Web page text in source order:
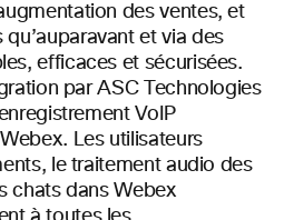
des ventes, et
et via des
efficaces et sécurisées.
par ASC Technologies
VoIP
Les utilisateurs
le traitement audio des
chats dans Webex